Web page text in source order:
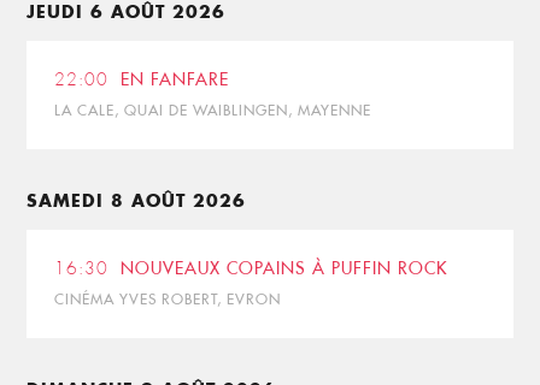
JEUDI 6 AOÛT 2026
22:00 EN FANFARE
LA CALE, QUAI DE WAIBLINGEN, MAYENNE
SAMEDI 8 AOÛT 2026
16:30 NOUVEAUX COPAINS À PUFFIN ROCK
CINÉMA YVES ROBERT, EVRON